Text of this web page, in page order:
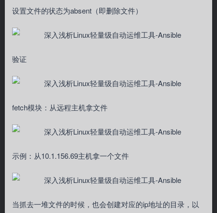
设置文件的状态为absent（即删除文件）
验证
fetch模块：从远程主机拿文件
示例：从10.1.156.69主机拿一个文件
当抓去一堆文件的时候，也会创建对应的ip地址的目录，以